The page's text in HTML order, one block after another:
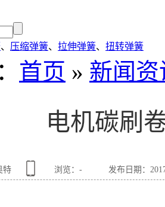
、 压缩弹簧、 拉伸弹簧、 扭转弹簧
： 首页 » 新闻资
电机碳刷
特 浏览： - 发布日期：